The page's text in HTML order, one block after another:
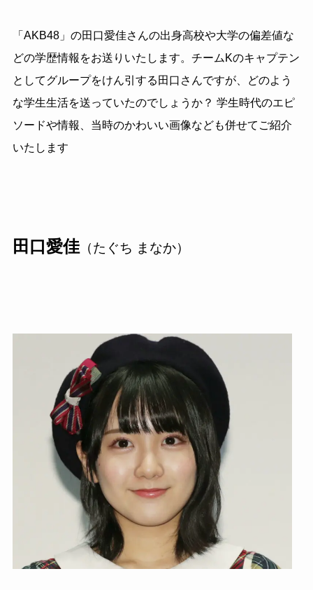
「AKB48」の田口愛佳さんの出身高校や大学の偏差値な
どの学歴情報をお送りいたします。チームKのキャプテン
としてグループをけん引する田口さんですが、どのよう
な学生生活を送っていたのでしょうか？ 学生時代のエピ
ソードや情報、当時のかわいい画像なども併せてご紹介
いたします
田口愛佳（たぐち まなか）